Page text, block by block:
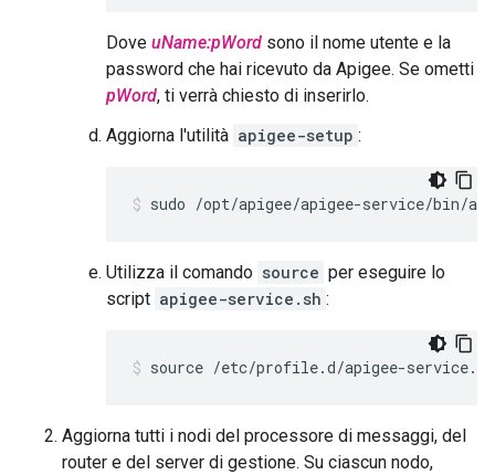
Dove uName:pWord sono il nome utente e la
password che hai ricevuto da Apigee. Se ometti
pWord, ti verrà chiesto di inserirlo.
Aggiorna l'utilità apigee-setup :
sudo /opt/apigee/apigee-service/bin/
Utilizza il comando source per eseguire lo
script apigee-service.sh :
source /etc/profile.d/apigee-service.sh
Aggiorna tutti i nodi del processore di messaggi, del
router e del server di gestione. Su ciascun nodo,